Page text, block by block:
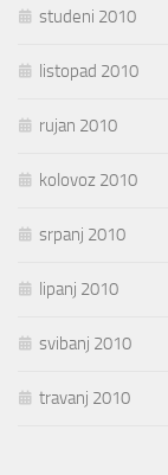
studeni 2010
listopad 2010
rujan 2010
kolovoz 2010
srpanj 2010
lipanj 2010
svibanj 2010
travanj 2010